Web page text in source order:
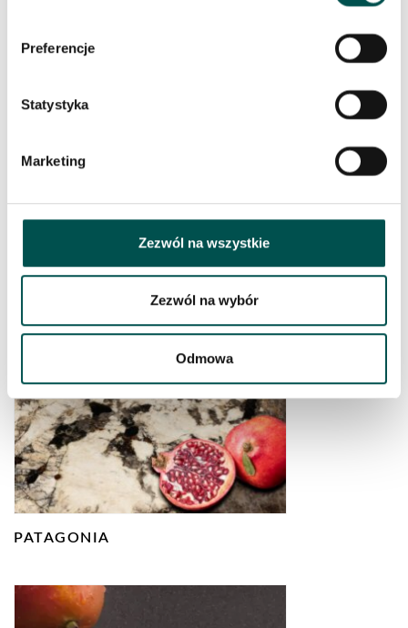
Preferencje
Statystyka
Marketing
Zezwól na wszystkie
Zezwól na wybór
Odmowa
KWARCYT ZIELONY IMPERIAL GREEN –
LUKSUSOWY NATURALNY KAMIEŃ NA BLATY I
PATAGONIA